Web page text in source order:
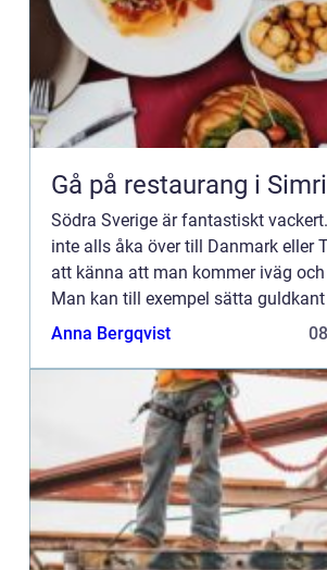
Gå på restaurang i
Södra Sverige är fantastiskt
inte alls åka över till Danmark eller
att känna att man kommer iväg
Man kan till exempel sätta
genom att åka till en
Anna Bergqvist